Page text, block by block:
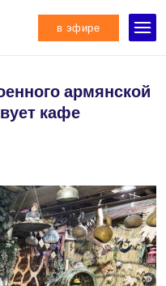
в эфире
армянской
кафе